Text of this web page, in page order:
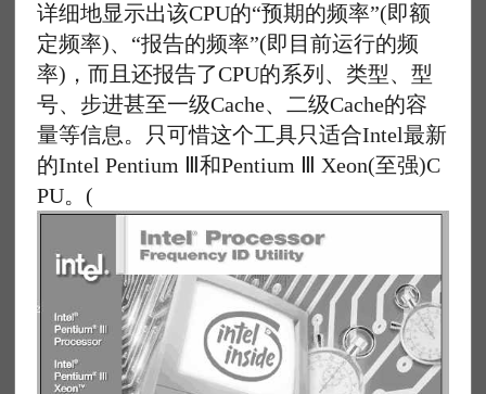
详细地显示出该CPU的“预期的频率”(即额
定频率)、“报告的频率”(即目前运行的频
率)，而且还报告了CPU的系列、类型、型
号、步进甚至一级Cache、二级Cache的容
量等信息。只可惜这个工具只适合Intel最新
的Intel Pentium Ⅲ和Pentium Ⅲ Xeon(至强)C
PU。(